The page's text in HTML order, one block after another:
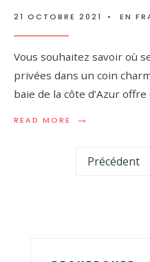
21 OCTOBRE 2021 • EN
Vous souhaitez savoir où
privées dans un coin
baie de la côte d’Azur offre
READ MORE →
Pagination
Précédent